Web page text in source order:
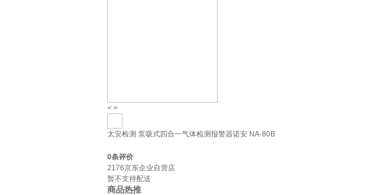
< >
太安检测 泵吸式四合一气体检测报警器诺安 NA-80B
0条评价
2176京东企业自营店
暂不支持配送
商品热推